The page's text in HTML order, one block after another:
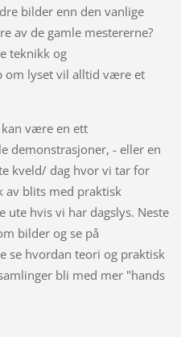
bilder enn den vanlige
av de gamle mestererne?
teknikk og
om lyset vil alltid være et
være en ett
demonstrasjoner, - eller en
kveld/ dag hvor vi tar for
av blits med praktisk
hvis vi har dagslys. Neste
bilder og se på
se hvordan teori og praktisk
bli med mer "hands